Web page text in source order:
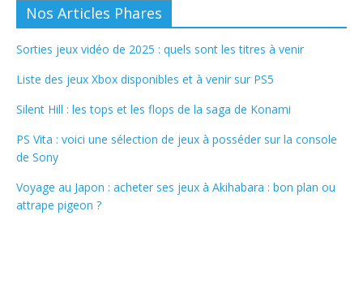
Nos Articles Phares
Sorties jeux vidéo de 2025 : quels sont les titres à venir
Liste des jeux Xbox disponibles et à venir sur PS5
Silent Hill : les tops et les flops de la saga de Konami
PS Vita : voici une sélection de jeux à posséder sur la console
de Sony
Voyage au Japon : acheter ses jeux à Akihabara : bon plan ou
attrape pigeon ?